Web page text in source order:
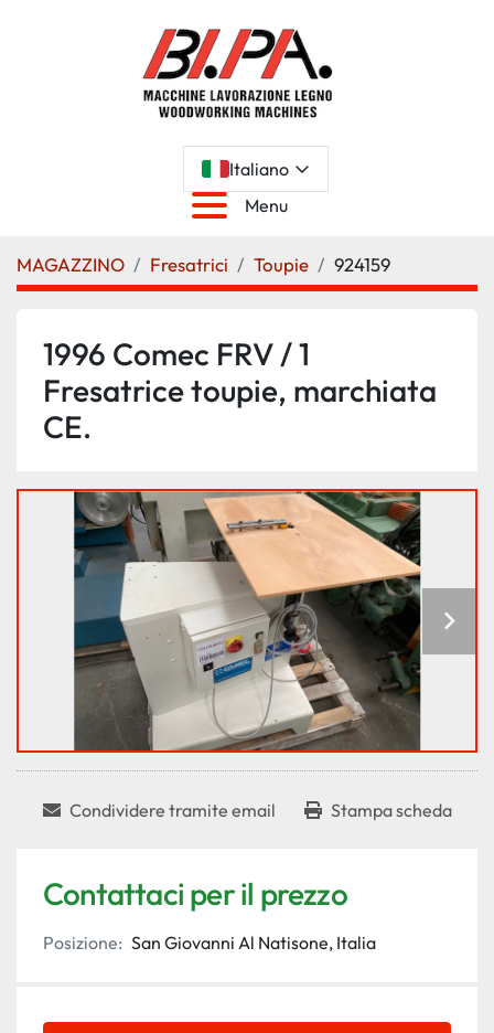
Italiano
Menu
MAGAZZINO Fresatrici Toupie 924159
1996 Comec FRV / 1
Fresatrice toupie, marchiata
CE.
Condividere tramite email Stampa scheda
Contattaci per il prezzo
Posizione: San Giovanni Al Natisone, Italia